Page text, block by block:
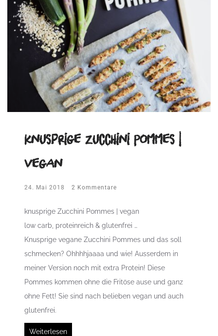
knusprige Zucchini Pommes |
vegan
24. Mai 2018 2 Kommentare
knusprige Zucchini Pommes | vegan
low carb, proteinreich & glutenfrei …
Knusprige vegane Zucchini Pommes und das soll
schmecken? Ohhhhjaaaa und wie! Ausserdem in
meiner Version noch mit extra Protein! Diese
Pommes kommen ohne die Fritöse ause und ganz
ohne Fett! Sie sind nach belieben vegan und auch
glutenfrei.
Weiterlesen